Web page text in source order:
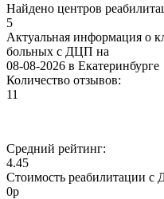
Найдено центров
5
Актуальная информация о
больных с ДЦП на
08-08-2026 в Екатеринбурге
Количество отзывов:
11
Средний рейтинг:
4.45
Стоимость реабилитации с
0р